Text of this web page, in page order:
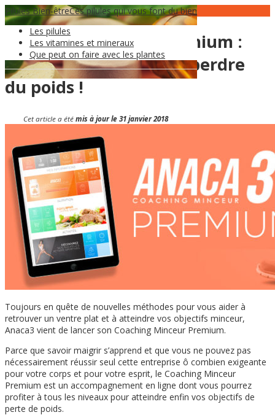
Pilules Bien-êtreCes pilules qui vous font du bien
Les pilules
Les vitamines et mineraux
Que peut on faire avec les plantes
18 Jan
Coaching Minceur Premium :
Votre partenaire pour perdre
du poids !
Cet article a été mis à jour le 31 janvier 2018
Toujours en quête de nouvelles méthodes pour vous aider à
retrouver un ventre plat et à atteindre vos objectifs minceur,
Anaca3 vient de lancer son Coaching Minceur Premium.
Parce que savoir maigrir s’apprend et que vous ne pouvez pas
nécessairement réussir seul cette entreprise ô combien exigeante
pour votre corps et pour votre esprit, le Coaching Minceur
Premium est un accompagnement en ligne dont vous pourrez
profiter à tous les niveaux pour atteindre enfin vos objectifs de
perte de poids.